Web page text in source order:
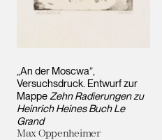
„An der Moscwa”,
Versuchsdruck. Entwurf zur
MappeZehn Radierungen zu
Heinrich Heines Buch Le
Grand
Max Oppenheimer